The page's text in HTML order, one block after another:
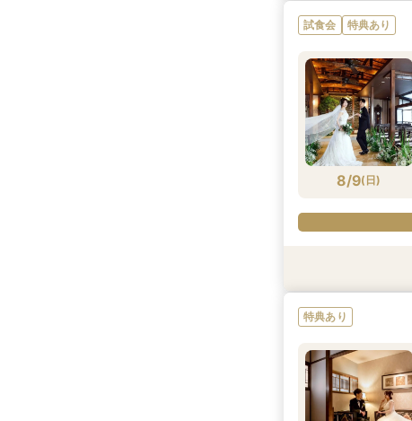
8/8 (土)
8/8 (土)
8/8 (土)
8/8 (土)
試食会 特典あり
8/9( 日)
特典あり